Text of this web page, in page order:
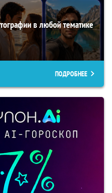
в любой тематике
ПОДРОБНЕЕ